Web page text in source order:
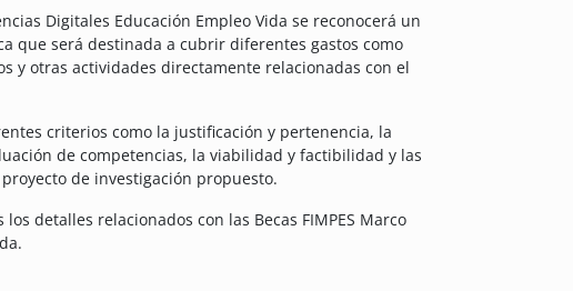
Digitales Educación Empleo Vida se reconocerá un
que será destinada a cubrir diferentes gastos como
y otras actividades directamente relacionadas con el
criterios como la justificación y pertenencia, la
de competencias, la viabilidad y factibilidad y las
de investigación propuesto.
detalles relacionados con las Becas FIMPES Marco